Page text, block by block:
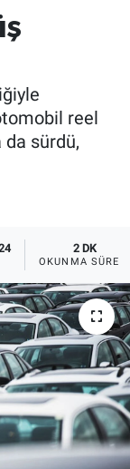
reel
da sürdü,
2 DK
OKUNMA SÜRESI